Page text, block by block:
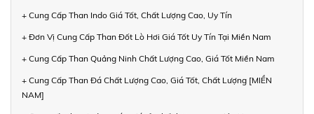
+ Cung Cấp Than Indo Giá Tốt, Chất Lượng Cao, Uy Tín
+ Đơn Vị Cung Cấp Than Đốt Lò Hơi Giá Tốt Uy Tín Tại Miền Nam
+ Cung Cấp Than Quảng Ninh Chất Lượng Cao, Giá Tốt Miền Nam
+ Cung Cấp Than Đá Chất Lượng Cao, Giá Tốt, Chất Lượng [MIỀN
NAM]